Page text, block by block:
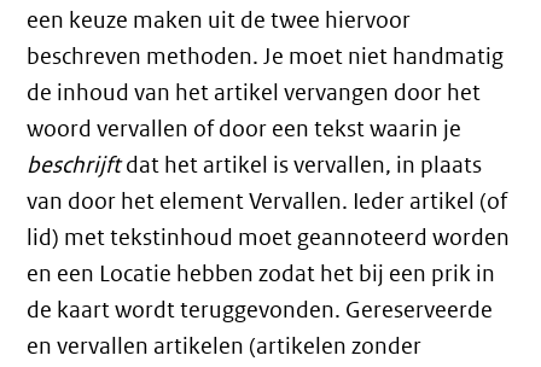
een keuze maken uit de twee hiervoor
beschreven methoden. Je moet niet handmatig
de inhoud van het artikel vervangen door het
woord vervallen of door een tekst waarin je
beschrijftdat het artikel is vervallen, in plaats
van door het element Vervallen. Ieder artikel (of
lid) met tekstinhoud moet geannoteerd worden
en een Locatie hebben zodat het bij een prik in
de kaart wordt teruggevonden. Gereserveerde
en vervallen artikelen (artikelen zonder